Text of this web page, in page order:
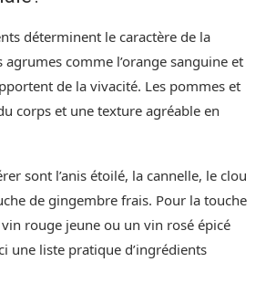
déterminent le caractère de la
agrumes comme l’orange sanguine et
de la vivacité. Les pommes et
corps et une texture agréable en
sont l’anis étoilé, la cannelle, le clou
de gingembre frais. Pour la touche
rouge jeune ou un vin rosé épicé
une liste pratique d’ingrédients